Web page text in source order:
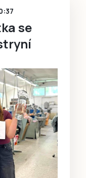
Registrovat
se